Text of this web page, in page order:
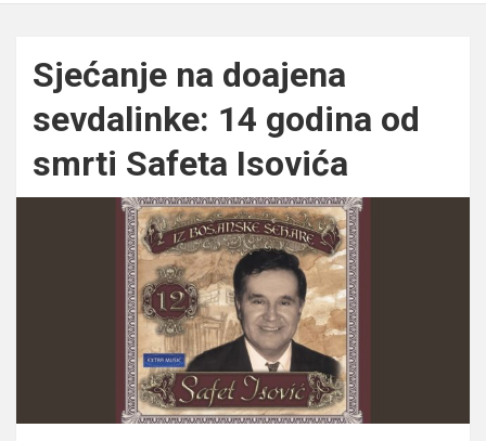
Sjećanje na doajena
sevdalinke: 14 godina od
smrti Safeta Isovića